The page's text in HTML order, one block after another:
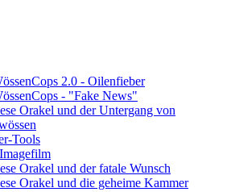
2.0 - Oilenfieber
- "Fake News"
Orakel und der Untergang von
Tools
Orakel und der fatale Wunsch
Orakel und die geheime Kammer